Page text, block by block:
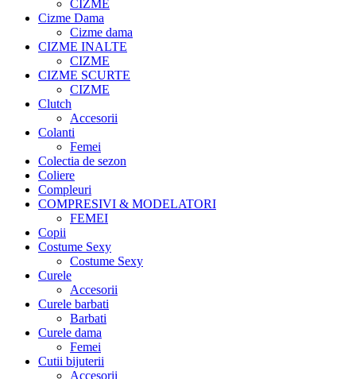
CIZME
Cizme Dama
Cizme dama
CIZME INALTE
CIZME
CIZME SCURTE
CIZME
Clutch
Accesorii
Colanti
Femei
Colectia de sezon
Coliere
Compleuri
COMPRESIVI & MODELATORI
FEMEI
Copii
Costume Sexy
Costume Sexy
Curele
Accesorii
Curele barbati
Barbati
Curele dama
Femei
Cutii bijuterii
Accesorii